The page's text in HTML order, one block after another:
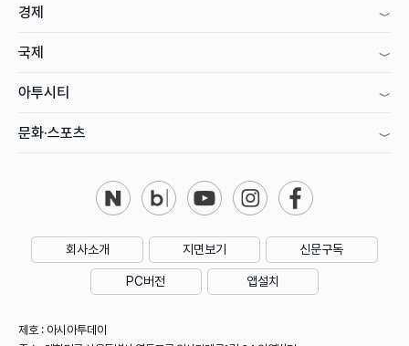
경제
국제
아투시티
문화·스포츠
회사소개 지면보기 신문구독
PC버전 앱설치
제호 : 아시아투데이